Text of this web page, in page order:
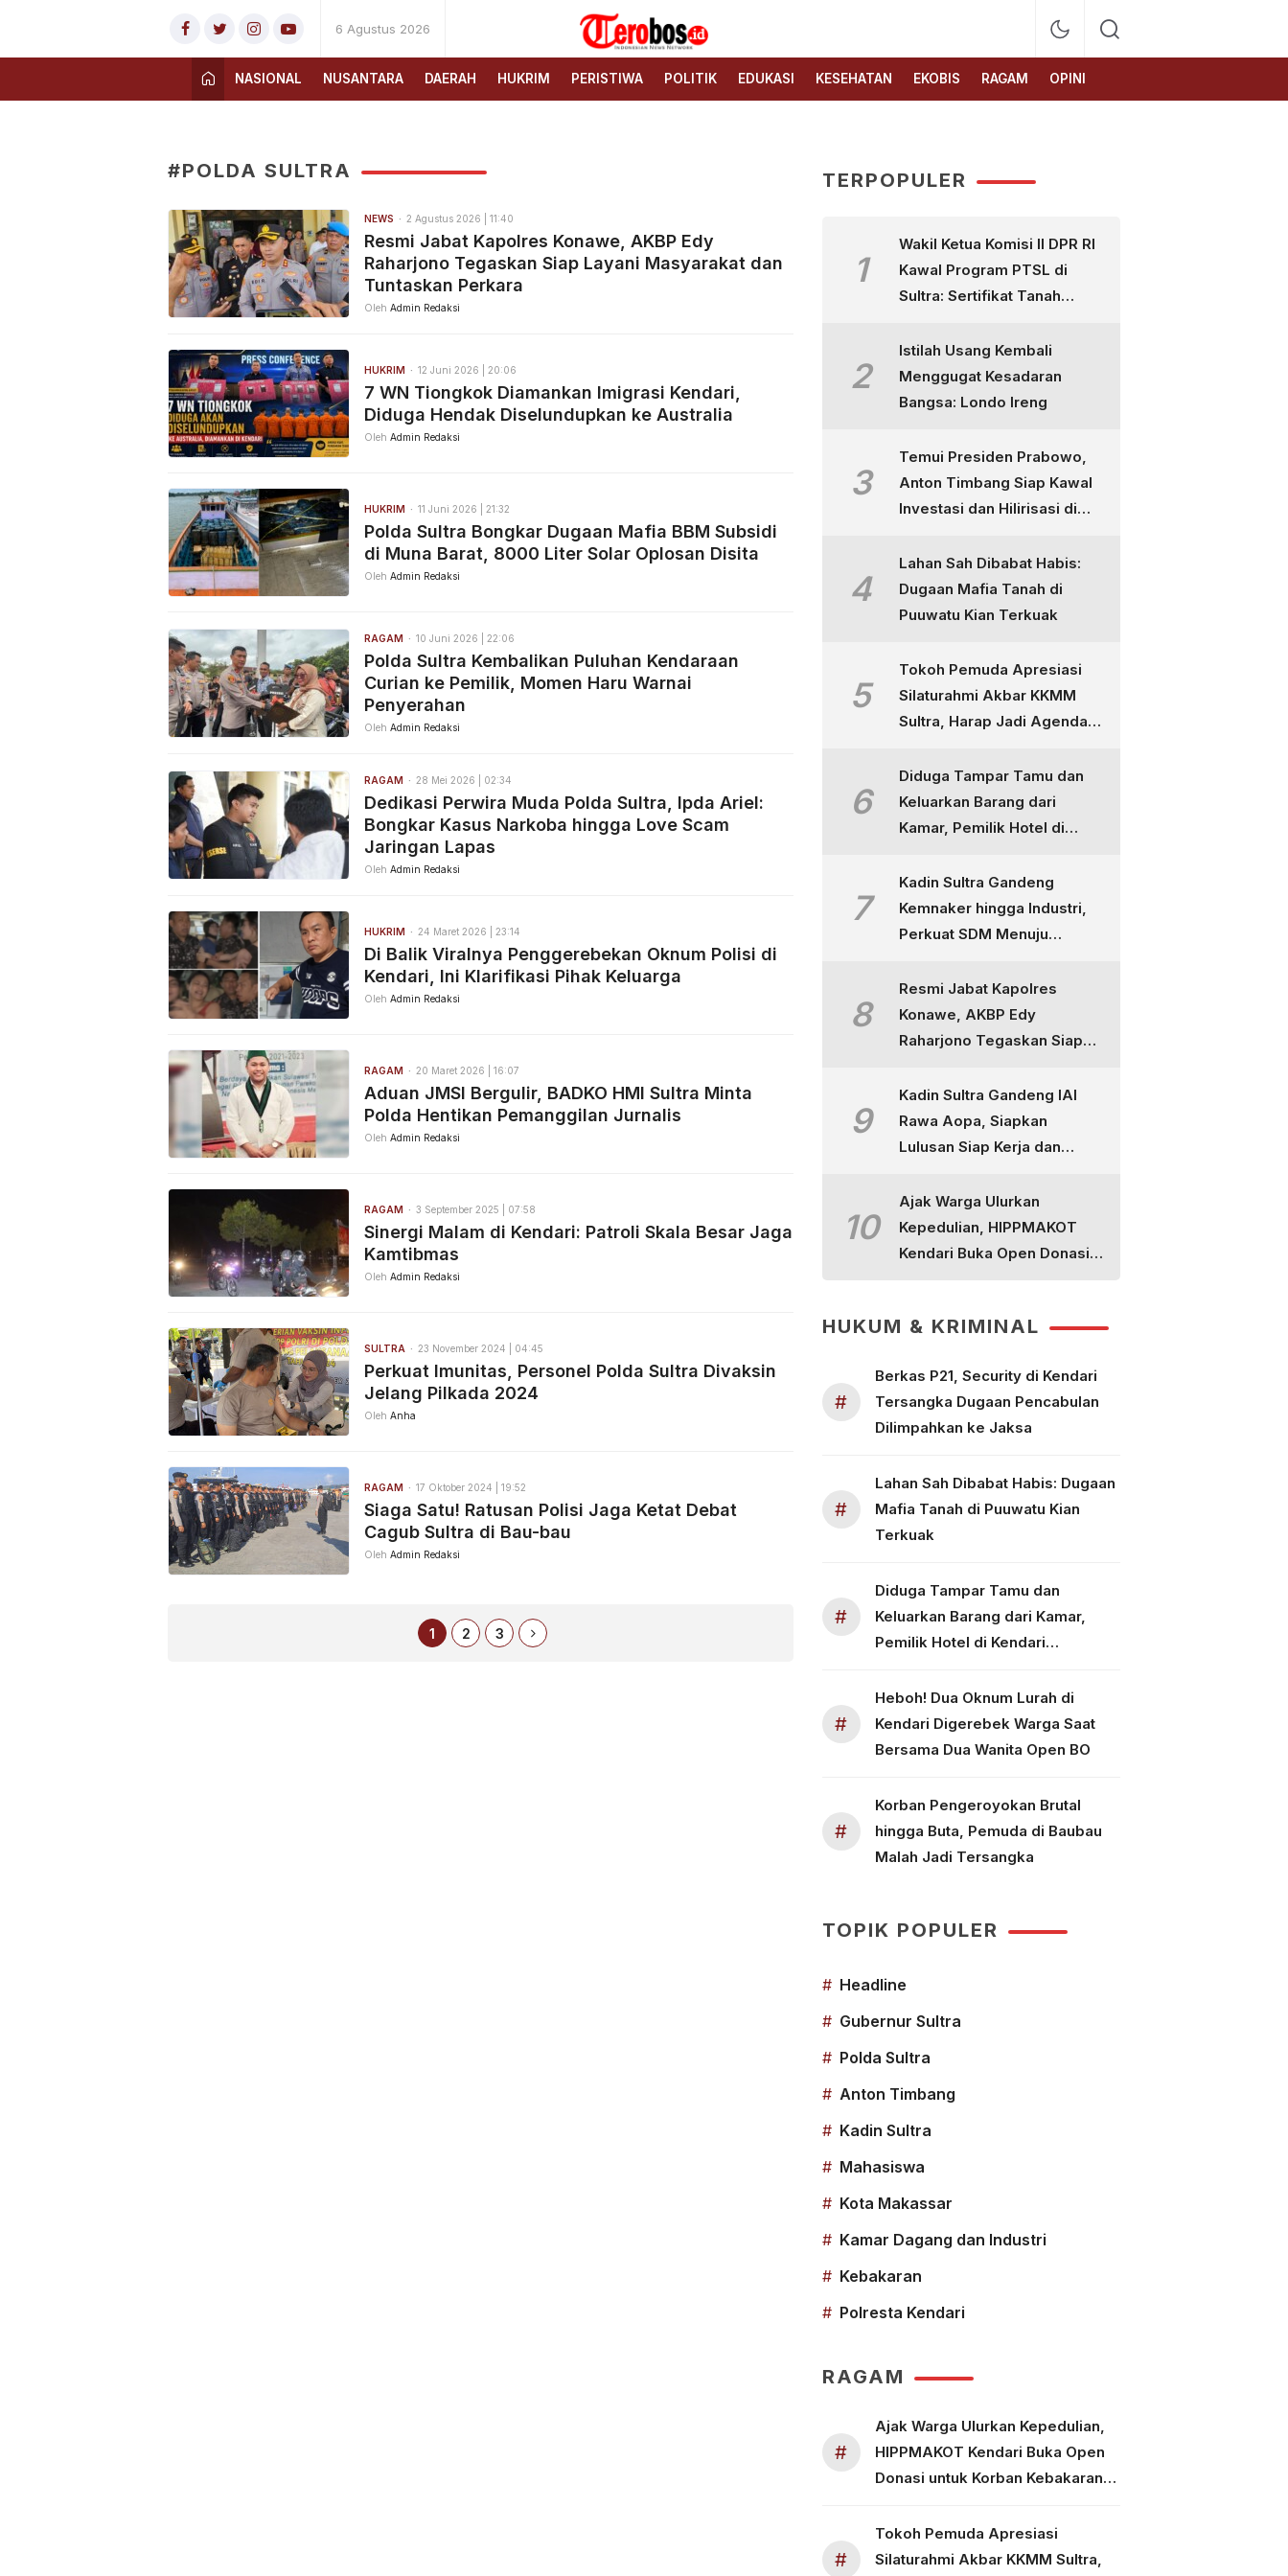
6 Agustus 2026
Terobos.id – Kabar terkini
dari Indonesia
Media siber yang
menyajikan berita terbaru
dan kabar terkini dari
NASIONAL NUSANTARA DAERAH HUKRIM PERISTIWA POLITIK EDUKASI KESEHATAN EKOBIS RAGAM OPINI
#POLDA SULTRA
NEWS 2 Agustus 2026 | 11:40
Resmi Jabat Kapolres Konawe, AKBP Edy
Raharjono Tegaskan Siap Layani Masyarakat dan
Tuntaskan Perkara
Oleh Admin Redaksi
HUKRIM 12 Juni 2026 | 20:06
7 WN Tiongkok Diamankan Imigrasi Kendari,
Diduga Hendak Diselundupkan ke Australia
Oleh Admin Redaksi
HUKRIM 11 Juni 2026 | 21:32
Polda Sultra Bongkar Dugaan Mafia BBM Subsidi
di Muna Barat, 8000 Liter Solar Oplosan Disita
Oleh Admin Redaksi
RAGAM 10 Juni 2026 | 22:06
Polda Sultra Kembalikan Puluhan Kendaraan
Curian ke Pemilik, Momen Haru Warnai
Penyerahan
Oleh Admin Redaksi
RAGAM 28 Mei 2026 | 02:34
Dedikasi Perwira Muda Polda Sultra, Ipda Ariel:
Bongkar Kasus Narkoba hingga Love Scam
Jaringan Lapas
Oleh Admin Redaksi
HUKRIM 24 Maret 2026 | 23:14
Di Balik Viralnya Penggerebekan Oknum Polisi di
Kendari, Ini Klarifikasi Pihak Keluarga
Oleh Admin Redaksi
RAGAM 20 Maret 2026 | 16:07
Aduan JMSI Bergulir, BADKO HMI Sultra Minta
Polda Hentikan Pemanggilan Jurnalis
Oleh Admin Redaksi
RAGAM 3 September 2025 | 07:58
Sinergi Malam di Kendari: Patroli Skala Besar Jaga
Kamtibmas
Oleh Admin Redaksi
SULTRA 23 November 2024 | 04:45
Perkuat Imunitas, Personel Polda Sultra Divaksin
Jelang Pilkada 2024
Oleh Anha
RAGAM 17 Oktober 2024 | 19:52
Siaga Satu! Ratusan Polisi Jaga Ketat Debat
Cagub Sultra di Bau-bau
Oleh Admin Redaksi
1 2 3
TERPOPULER
1
Wakil Ketua Komisi II DPR RI
Kawal Program PTSL di
Sultra: Sertifikat Tanah
Kertas
2
Istilah Usang Kembali
Menggugat Kesadaran
Bangsa: Londo Ireng
3
Temui Presiden Prabowo,
Anton Timbang Siap Kawal
Investasi dan Hilirisasi di
4
Lahan Sah Dibabat Habis:
Dugaan Mafia Tanah di
Puuwatu Kian Terkuak
5
Tokoh Pemuda Apresiasi
Silaturahmi Akbar KKMM
Sultra, Harap Jadi Agenda
6
Diduga Tampar Tamu dan
Keluarkan Barang dari
Kamar, Pemilik Hotel di
7
Kadin Sultra Gandeng
Kemnaker hingga Industri,
Perkuat SDM Menuju
8
Resmi Jabat Kapolres
Konawe, AKBP Edy
Raharjono Tegaskan Siap
Tuntaskan Perkara
9
Kadin Sultra Gandeng IAI
Rawa Aopa, Siapkan
Lulusan Siap Kerja dan
10
Ajak Warga Ulurkan
Kepedulian, HIPPMAKOT
Kendari Buka Open Donasi
HUKUM & KRIMINAL
#
Berkas P21, Security di Kendari
Tersangka Dugaan Pencabulan
Dilimpahkan ke Jaksa
#
Lahan Sah Dibabat Habis: Dugaan
Mafia Tanah di Puuwatu Kian
Terkuak
#
Diduga Tampar Tamu dan
Keluarkan Barang dari Kamar,
Pemilik Hotel di Kendari
#
Heboh! Dua Oknum Lurah di
Kendari Digerebek Warga Saat
Bersama Dua Wanita Open BO
#
Korban Pengeroyokan Brutal
hingga Buta, Pemuda di Baubau
Malah Jadi Tersangka
TOPIK POPULER
# Headline
# Gubernur Sultra
# Polda Sultra
# Anton Timbang
# Kadin Sultra
# Mahasiswa
# Kota Makassar
# Kamar Dagang dan Industri
# Kebakaran
# Polresta Kendari
RAGAM
#
Ajak Warga Ulurkan Kepedulian,
HIPPMAKOT Kendari Buka Open
Donasi untuk Korban Kebakaran
#
Tokoh Pemuda Apresiasi
Silaturahmi Akbar KKMM Sultra,